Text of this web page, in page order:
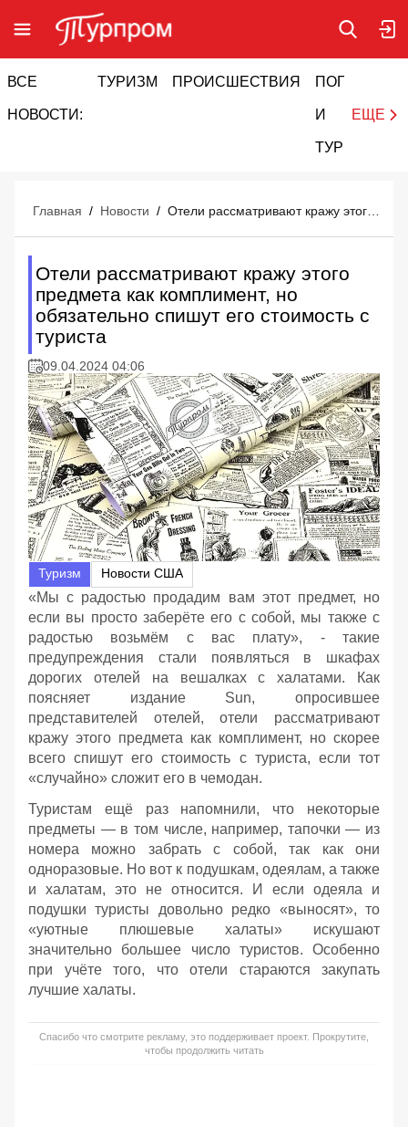
ВСЕ
НОВОСТИ:
ТУРИЗМ ПРОИСШЕСТВИЯ ПОГОДА
И
ТУРИЗМ
ЕЩЕ
Главная / Новости /
Отели рассматривают кражу этого
предмета как комплимент, но
обязательно спишут его стоимость с
туриста
09.04.2024 04:06
Туризм Новости США
«Мы с радостью продадим вам этот предмет, но
если вы просто заберёте его с собой, мы также с
радостью возьмём с вас плату», - такие
предупреждения стали появляться в шкафах
дорогих отелей на вешалках с халатами. Как
поясняет издание Sun, опросившее
представителей отелей, отели рассматривают
кражу этого предмета как комплимент, но скорее
всего спишут его стоимость с туриста, если тот
«случайно» сложит его в чемодан.
Туристам ещё раз напомнили, что некоторые
предметы — в том числе, например, тапочки — из
номера можно забрать с собой, так как они
одноразовые. Но вот к подушкам, одеялам, а также
и халатам, это не относится. И если одеяла и
подушки туристы довольно редко «выносят», то
«уютные плюшевые халаты» искушают
значительно большее число туристов. Особенно
при учёте того, что отели стараются закупать
лучшие халаты.
Спасибо что смотрите рекламу, это поддерживает проект. Прокрутите,
чтобы продолжить читать